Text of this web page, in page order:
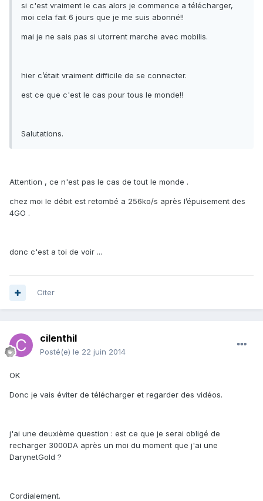
si c'est vraiment le cas alors je commence a télécharger,
moi cela fait 6 jours que je me suis abonné!!
mai je ne sais pas si utorrent marche avec mobilis.
hier c’était vraiment difficile de se connecter.
est ce que c'est le cas pour tous le monde!!
Salutations.
Attention , ce n'est pas le cas de tout le monde .
chez moi le débit est retombé a 256ko/s après l’épuisement des
4GO .
donc c'est a toi de voir ...
Citer
cilenthil
Posté(e) le 22 juin 2014
OK
Donc je vais éviter de télécharger et regarder des vidéos.
j'ai une deuxième question : est ce que je serai obligé de
recharger 3000DA après un moi du moment que j'ai une
DarynetGold ?
Cordialement.